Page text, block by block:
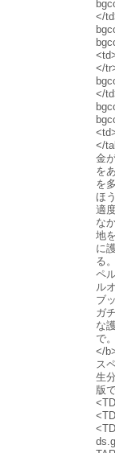
</
</
</
</
金
を
を
ほ
適
な
地
に
る
ペ
ル
ブ
ガ
な
で
</
ス
生
版